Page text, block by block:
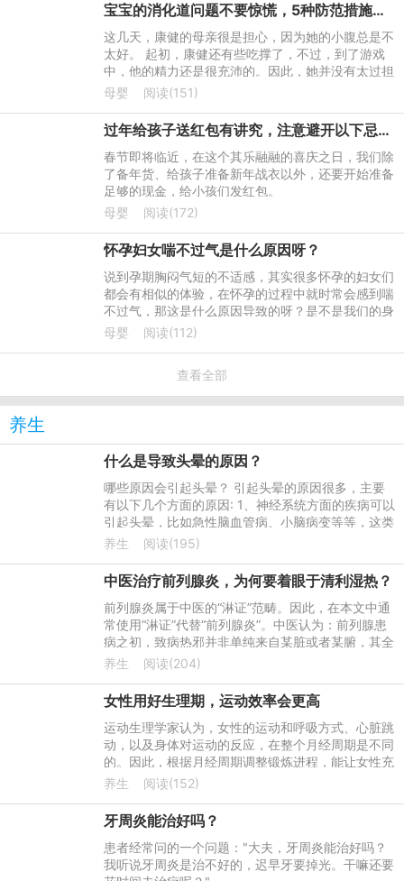
宝宝的消化道问题不要惊慌，5种防范措施，6种应对措施，让孩子们少吃点苦头
这几天，康健的母亲很是担心，因为她的小腹总是不
太好。 起初，康健还有些吃撑了，不过，到了游戏
中，他的精力还是很充沛的。因此，她并没有太过担
心。
母婴 阅读(151)
过年给孩子送红包有讲究，注意避开以下忌讳，以免出了钱还得罪人
春节即将临近，在这个其乐融融的喜庆之日，我们除
了备年货、给孩子准备新年战衣以外，还要开始准备
足够的现金，给小孩们发红包。
母婴
阅读(172)
怀孕妇女喘不过气是什么原因呀？
说到孕期胸闷气短的不适感，其实很多怀孕的妇女们
都会有相似的体验，在怀孕的过程中就时常会感到喘
不过气，那这是什么原因导致的呀？是不是我们的身
体真的出现了什么情况？
母婴 阅读(112)
查看全部
养生
什么是导致头晕的原因？
哪些原因会引起头晕？ 引起头晕的原因很多，主要
有以下几个方面的原因: 1、神经系统方面的疾病可以
引起头晕，比如急性脑血管病、小脑病变等等，这类
疾病往往发病快，病情重，需要及时到医院就诊，完
养生 阅读(195)
中医治疗前列腺炎，为何要着眼于清利湿热？
前列腺炎属于中医的“淋证”范畴。因此，在本文中通
常使用“淋证”代替“前列腺炎”。中医认为：前列腺患
病之初，致病热邪并非单纯来自某脏或者某腑，其全
部下注于膀胱而成淋。化生热邪的脏腑通常有肺、
养生 阅读(204)
女性用好生理期，运动效率会更高
运动生理学家认为，女性的运动和呼吸方式、心脏跳
动，以及身体对运动的反应，在整个月经周期是不同
的。因此，根据月经周期调整锻炼进程，能让女性充
分利用生理优势发挥最大运动潜力。
养生 阅读(152)
牙周炎能治好吗？
患者经常问的一个问题："大夫，牙周炎能治好吗？
我听说牙周炎是治不好的，迟早牙要掉光。干嘛还要